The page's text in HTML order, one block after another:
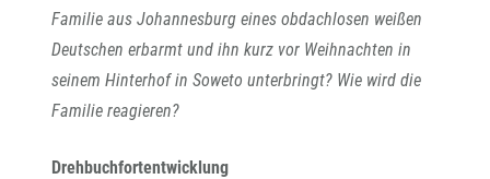
Familie aus Johannesburg eines obdachlosen weißen
Deutschen erbarmt und ihn kurz vor Weihnachten in
seinem Hinterhof in Soweto unterbringt? Wie wird die
Familie reagieren?
Drehbuchfortentwicklung